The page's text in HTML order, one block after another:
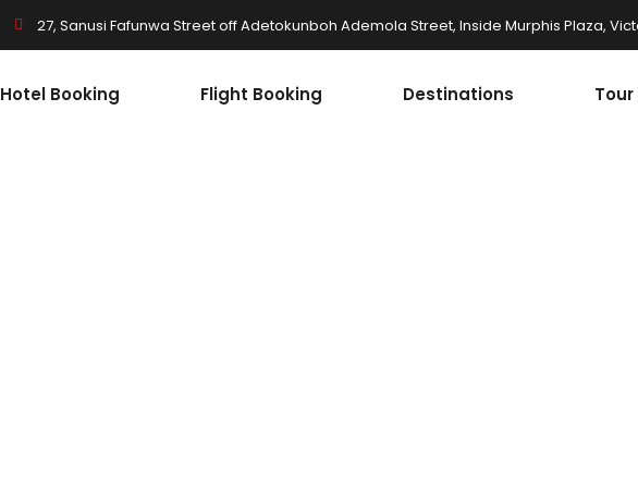
27, Sanusi Fafunwa Street off Adetokunboh Ademola Street, Inside Murphis Plaza,
Hotel Booking Flight Booking Destinations